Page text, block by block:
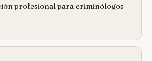
profesional para criminólogos